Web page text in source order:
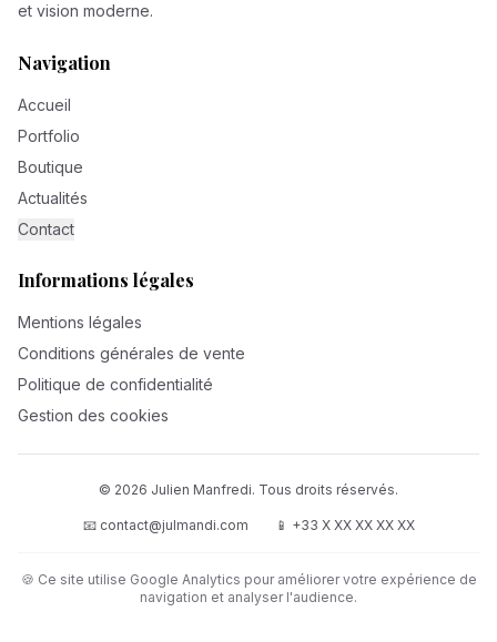
et vision moderne.
Navigation
Accueil
Portfolio
Boutique
Actualités
Contact
Informations légales
Mentions légales
Conditions générales de vente
Politique de confidentialité
Gestion des cookies
© 2026 Julien Manfredi. Tous droits réservés.
📧 contact@julmandi.com 📱 +33 X XX XX XX XX
🍪 Ce site utilise Google Analytics pour améliorer votre expérience de
navigation et analyser l'audience.